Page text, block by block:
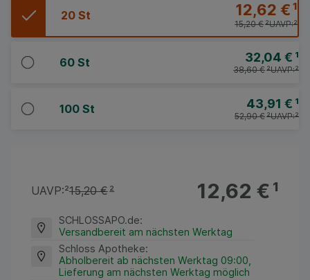
20 St 12,62 €¹
UAVP:²
15,20 €²
60 St 32,04 € ¹
UAVP:²
38,60 €²
100 St 43,91 € ¹
UAVP:²
52,90 €²
12,62 €¹
UAVP:²15,20 €²
SCHLOSSAPO.de:
Versandbereit am nächsten Werktag
Schloss Apotheke:
Abholbereit ab nächsten Werktag 09:00,
Lieferung am nächsten Werktag möglich